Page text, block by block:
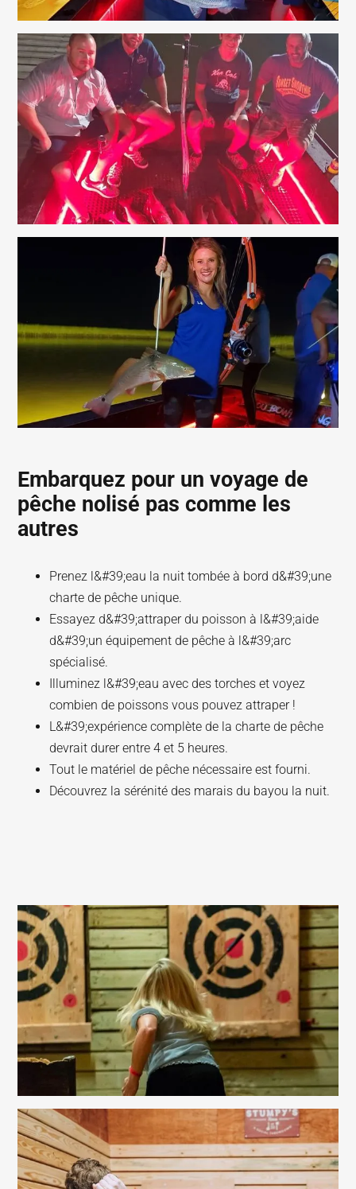
Embarquez pour un voyage de
pêche nolisé pas comme les
autres
Prenez l&#39;eau la nuit tombée à bord d&#39;une
charte de pêche unique.
Essayez d&#39;attraper du poisson à l&#39;aide
d&#39;un équipement de pêche à l&#39;arc
spécialisé.
Illuminez l&#39;eau avec des torches et voyez
combien de poissons vous pouvez attraper !
L&#39;expérience complète de la charte de pêche
devrait durer entre 4 et 5 heures.
Tout le matériel de pêche nécessaire est fourni.
Découvrez la sérénité des marais du bayou la nuit.